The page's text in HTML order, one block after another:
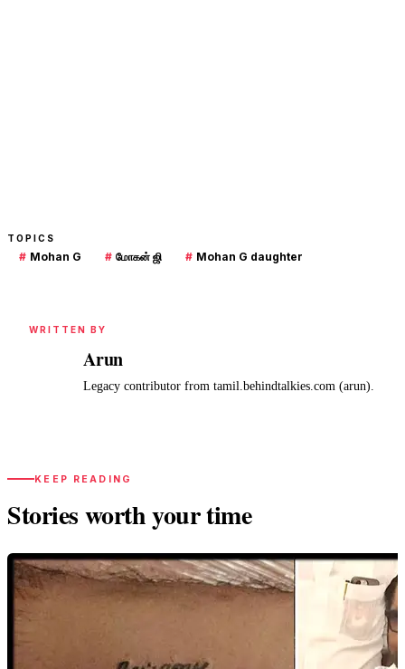
TOPICS
# Mohan G # மோகன் ஜி # Mohan G daughter
WRITTEN BY
Arun
Legacy contributor from tamil.behindtalkies.com (arun).
KEEP READING
Stories worth your time